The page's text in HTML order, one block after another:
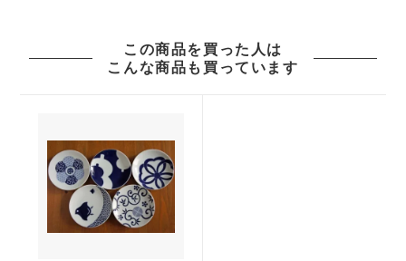
この商品を買った人は
こんな商品も買っています